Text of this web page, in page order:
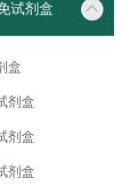
试剂盒
盒
剂盒
剂盒
剂盒